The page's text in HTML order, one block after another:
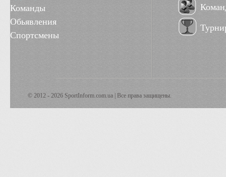
Команды
Обьявления
Спортсмены
© 2012 - 2026 SportInform.com.ua | Все права защищены.